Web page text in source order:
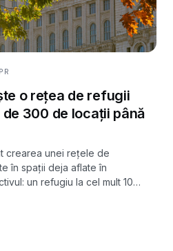
o rețea de refugii
300 de locații până
crearea unei rețele de
în spații deja aflate în
un refugiu la cel mult 10